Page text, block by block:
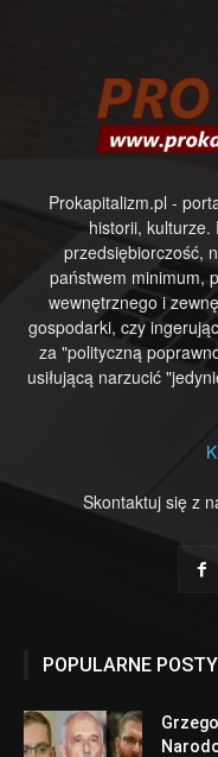
Prokapitalizm.pl -
historii, kulturze.
przedsiębiorczość,
państwem minimum,
wewnętrznego i
gospodarki, czy
za "polityczną
usiłującą narzucić
Skontaktuj się z
POPULARNE POSTY